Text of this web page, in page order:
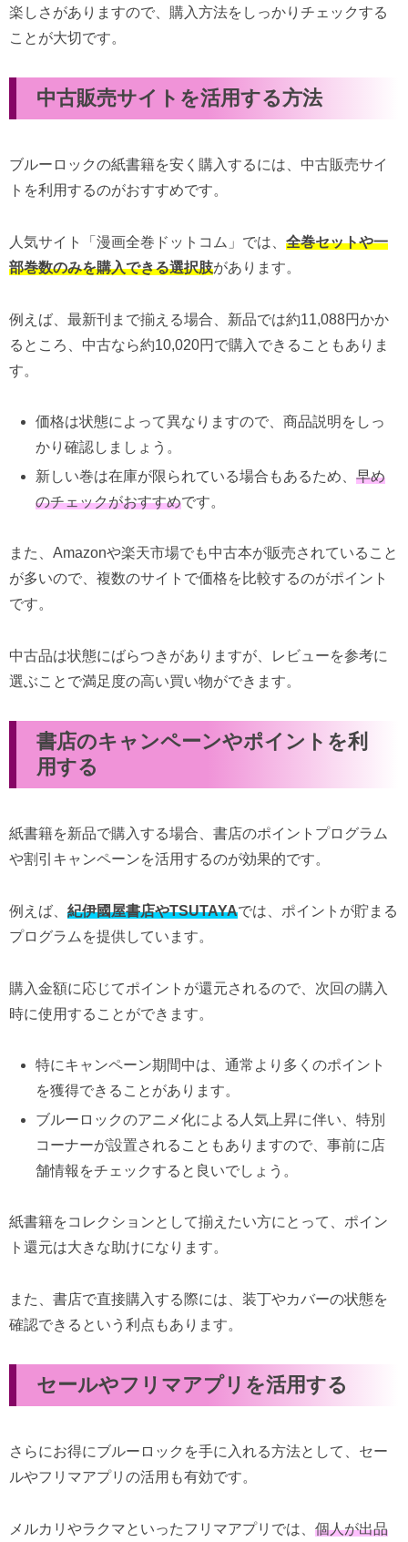
楽しさがありますので、購入方法をしっかりチェックする
ことが大切です。
中古販売サイトを活用する方法
ブルーロックの紙書籍を安く購入するには、中古販売サイ
トを利用するのがおすすめです。
人気サイト「漫画全巻ドットコム」では、 全巻セットや一
部巻数のみを購入できる選択肢があります。
例えば、最新刊まで揃える場合、新品では約11,088円かか
るところ、中古なら約10,020円で購入できることもありま
す。
価格は状態によって異なりますので、商品説明をしっ
かり確認しましょう。
新しい巻は在庫が限られている場合もあるため、早め
のチェックがおすすめです。
また、Amazonや楽天市場でも中古本が販売されていること
が多いので、複数のサイトで価格を比較するのがポイント
です。
中古品は状態にばらつきがありますが、レビューを参考に
選ぶことで満足度の高い買い物ができます。
書店のキャンペーンやポイントを利
用する
紙書籍を新品で購入する場合、書店のポイントプログラム
や割引キャンペーンを活用するのが効果的です。
例えば、 紀伊國屋書店やTSUTAYAでは、ポイントが貯まる
プログラムを提供しています。
購入金額に応じてポイントが還元されるので、次回の購入
時に使用することができます。
特にキャンペーン期間中は、通常より多くのポイント
を獲得できることがあります。
ブルーロックのアニメ化による人気上昇に伴い、特別
コーナーが設置されることもありますので、事前に店
舗情報をチェックすると良いでしょう。
紙書籍をコレクションとして揃えたい方にとって、ポイン
ト還元は大きな助けになります。
また、書店で直接購入する際には、装丁やカバーの状態を
確認できるという利点もあります。
セールやフリマアプリを活用する
さらにお得にブルーロックを手に入れる方法として、セー
ルやフリマアプリの活用も有効です。
メルカリやラクマといったフリマアプリでは、 個人が出品